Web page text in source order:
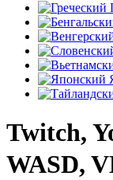
Twitch,
WASD,